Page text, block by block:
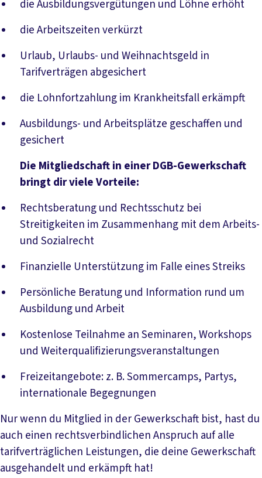
die Ausbildungsvergütungen und Löhne erhöht
die Arbeitszeiten verkürzt
Urlaub, Urlaubs- und Weihnachtsgeld in
Tarifverträgen abgesichert
die Lohnfortzahlung im Krankheitsfall erkämpft
Ausbildungs- und Arbeitsplätze geschaffen und
gesichert
Die Mitgliedschaft in einer DGB-Gewerkschaft
bringt dir viele Vorteile:
Rechtsberatung und Rechtsschutz bei
Streitigkeiten im Zusammenhang mit dem Arbeits-
und Sozialrecht
Finanzielle Unterstützung im Falle eines Streiks
Persönliche Beratung und Information rund um
Ausbildung und Arbeit
Kostenlose Teilnahme an Seminaren, Workshops
und Weiterqualifizierungsveranstaltungen
Freizeitangebote: z. B. Sommercamps, Partys,
internationale Begegnungen
Nur wenn du Mitglied in der Gewerkschaft bist, hast du
auch einen rechtsverbindlichen Anspruch auf alle
tarifverträglichen Leistungen, die deine Gewerkschaft
ausgehandelt und erkämpft hat!